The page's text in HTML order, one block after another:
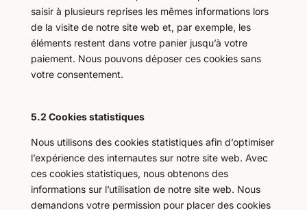
saisir à plusieurs reprises les mêmes informations lors
de la visite de notre site web et, par exemple, les
éléments restent dans votre panier jusqu’à votre
paiement. Nous pouvons déposer ces cookies sans
votre consentement.
5.2 Cookies statistiques
Nous utilisons des cookies statistiques afin d’optimiser
l’expérience des internautes sur notre site web. Avec
ces cookies statistiques, nous obtenons des
informations sur l’utilisation de notre site web. Nous
demandons votre permission pour placer des cookies